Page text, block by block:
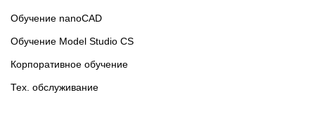
Обучение nanoCAD
Обучение Model Studio CS
Корпоративное обучение
Тех. обслуживание